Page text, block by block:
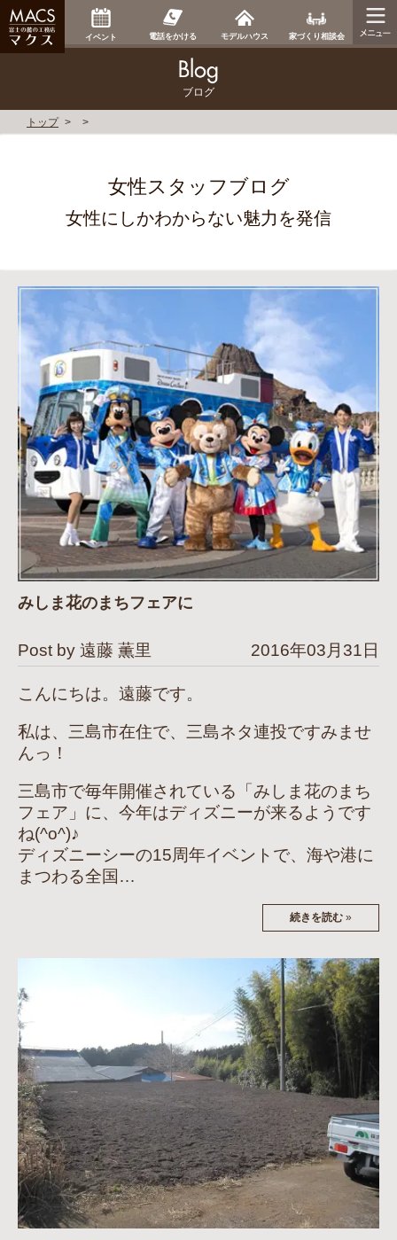
イベント 電話をかける モデルハウス 家づくり相談会
ブログ
トップ
女性スタッフブログ
女性にしかわからない魅力を発信
みしま花のまちフェアに
Post by 遠藤 薫里 2016年03月31日
こんにちは。遠藤です。
私は、三島市在住で、三島ネタ連投ですみませ
んっ！
三島市で毎年開催されている「みしま花のまち
フェア」に、今年はディズニーが来るようです
ね(^o^)♪
ディズニーシーの15周年イベントで、海や港に
まつわる全国…
続きを読む »